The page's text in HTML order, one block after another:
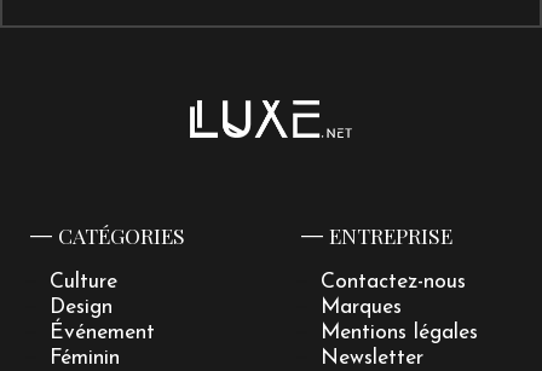
CATÉGORIES
Culture
Design
Événement
Féminin
ENTREPRISE
Contactez-nous
Marques
Mentions légales
Newsletter